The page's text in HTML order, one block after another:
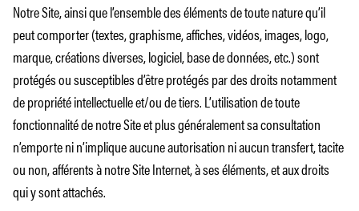
Notre Site, ainsi que l’ensemble des éléments de toute nature qu’il
peut comporter (textes, graphisme, affiches, vidéos, images, logo,
marque, créations diverses, logiciel, base de données, etc.) sont
protégés ou susceptibles d’être protégés par des droits notamment
de propriété intellectuelle et/ou de tiers. L’utilisation de toute
fonctionnalité de notre Site et plus généralement sa consultation
n’emporte ni n’implique aucune autorisation ni aucun transfert, tacite
ou non, afférents à notre Site Internet, à ses éléments, et aux droits
qui y sont attachés.